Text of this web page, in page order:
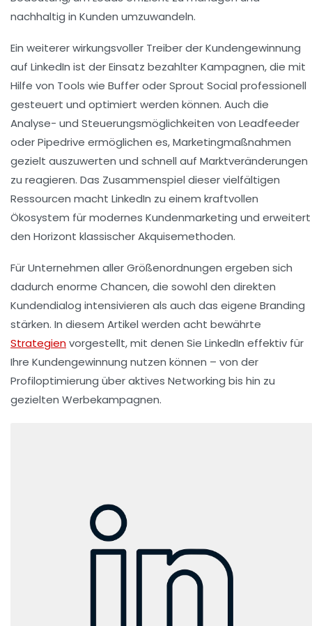
nachhaltig in Kunden umzuwandeln.
Ein weiterer wirkungsvoller Treiber der Kundengewinnung
auf LinkedIn ist der Einsatz bezahlter Kampagnen, die mit
Hilfe von Tools wie Buffer oder Sprout Social professionell
gesteuert und optimiert werden können. Auch die
Analyse- und Steuerungsmöglichkeiten von Leadfeeder
oder Pipedrive ermöglichen es, Marketingmaßnahmen
gezielt auszuwerten und schnell auf Marktveränderungen
zu reagieren. Das Zusammenspiel dieser vielfältigen
Ressourcen macht LinkedIn zu einem kraftvollen
Ökosystem für modernes Kundenmarketing und erweitert
den Horizont klassischer Akquisemethoden.
Für Unternehmen aller Größenordnungen ergeben sich
dadurch enorme Chancen, die sowohl den direkten
Kundendialog intensivieren als auch das eigene Branding
stärken. In diesem Artikel werden acht bewährte
Strategienvorgestellt, mit denen Sie LinkedIn effektiv für
Ihre Kundengewinnung nutzen können – von der
Profiloptimierung über aktives Networking bis hin zu
gezielten Werbekampagnen.